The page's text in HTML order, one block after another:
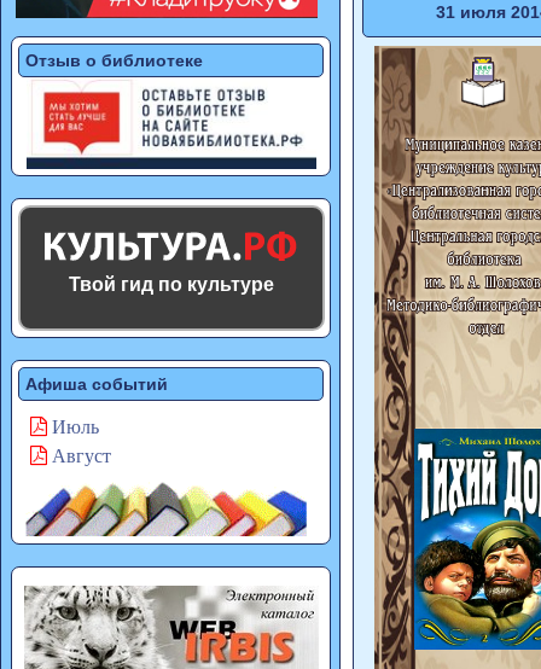
Отзыв о библиотеке
Твой гид по культуре
Афиша событий
Июль
Август
31 июля